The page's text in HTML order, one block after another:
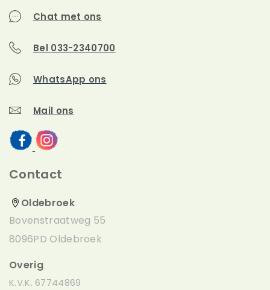
Afmetingen: L178 x B168 x H213 cm
zonder dakleer!
Het speelhuis is ook zelf af te halen (met een
aanhanger). De afmetingen van het pakket zijn
circa: 185 x 120 x 45 cm.
Chat met ons
Bel 033-2340700
WhatsApp ons
Mail ons
Contact
Oldebroek
Bovenstraatweg 55
8096PD Oldebroek
Overig
K.V.K. 67744869